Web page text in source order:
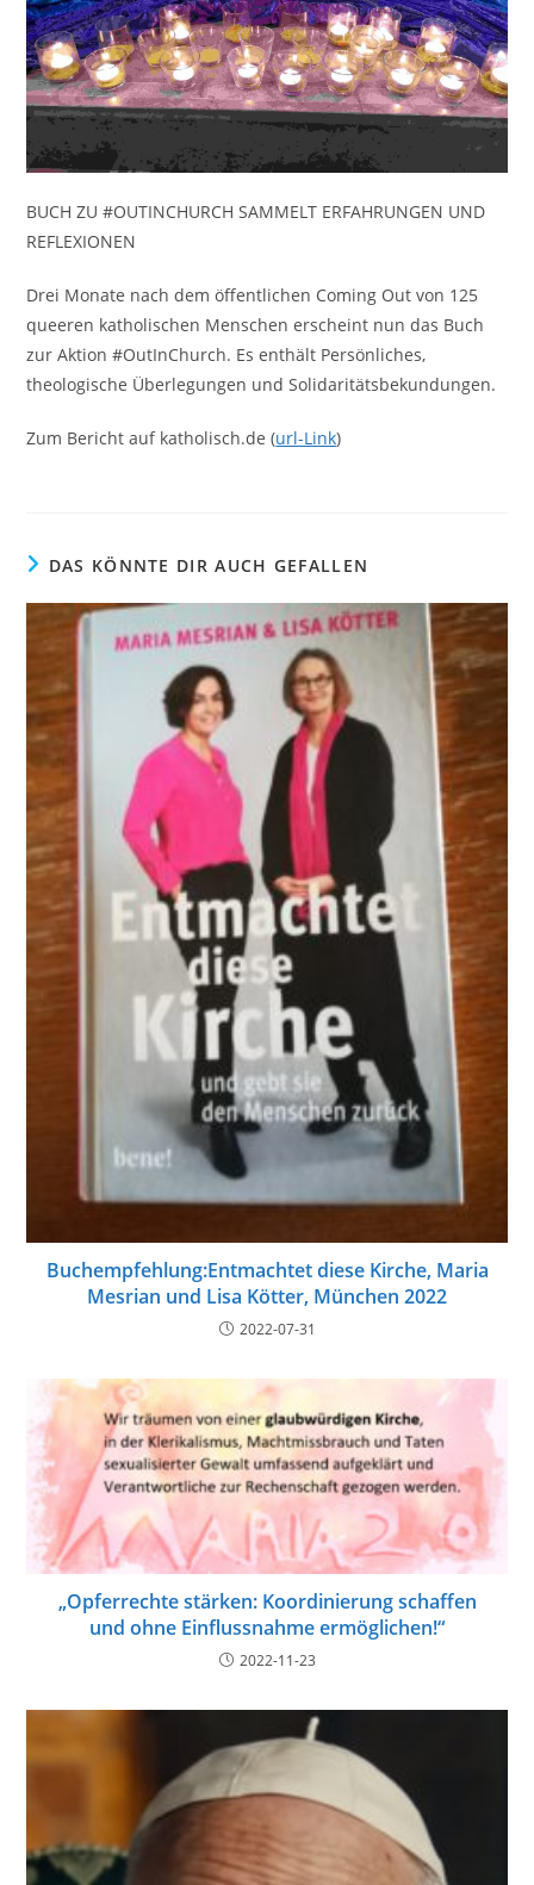
BUCH ZU #OUTINCHURCH SAMMELT ERFAHRUNGEN UND
REFLEXIONEN
Drei Monate nach dem öffentlichen Coming Out von 125
queeren katholischen Menschen erscheint nun das Buch
zur Aktion #OutInChurch. Es enthält Persönliches,
theologische Überlegungen und Solidaritätsbekundungen.
Zum Bericht auf katholisch.de (url-Link)
DAS KÖNNTE DIR AUCH GEFALLEN
Buchempfehlung:Entmachtet diese Kirche, Maria
Mesrian und Lisa Kötter, München 2022
2022-07-31
„Opferrechte stärken: Koordinierung schaffen
und ohne Einflussnahme ermöglichen!“
2022-11-23